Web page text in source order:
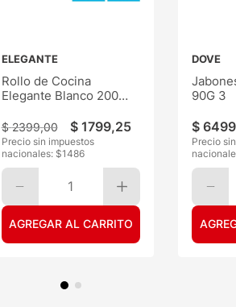
ELEGANTE
Rollo de Cocina
Elegante Blanco 200
$ 2399,00 $ 1799,25
Precio sin impuestos
nacionales: $1486
1
AGREGAR AL CARRITO
DOVE
90G 3
$ 6499
Precio